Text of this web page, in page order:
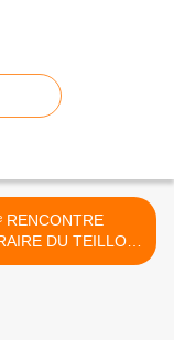
RENCONTRE
DU TEILLON
>